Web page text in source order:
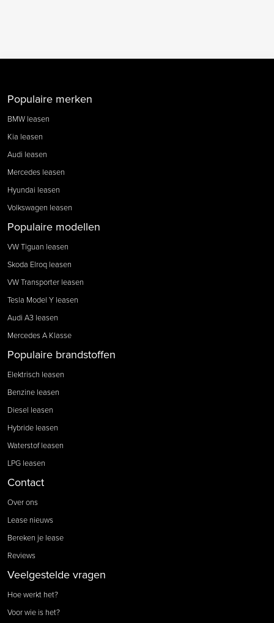
Populaire merken
BMW leasen
Kia leasen
Audi leasen
Mercedes leasen
Hyundai leasen
Volkswagen leasen
Populaire modellen
VW Tiguan leasen
Skoda Elroq leasen
VW Transporter leasen
Tesla Model Y leasen
Audi A3 leasen
Mercedes A Klasse
Populaire brandstoffen
Elektrisch leasen
Benzine leasen
Diesel leasen
Hybride leasen
Waterstof leasen
LPG leasen
Contact
Over ons
Lease nieuws
Bereken je lease
Reviews
Veelgestelde vragen
Hoe werkt het?
Voor wie is het?